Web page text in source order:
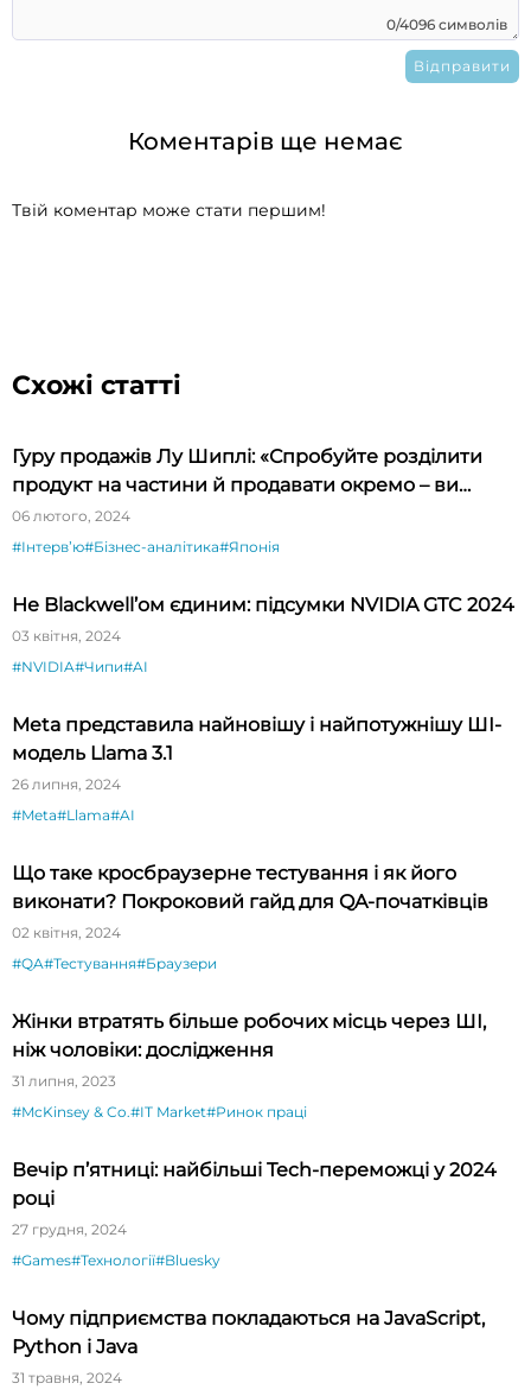
0/4096 символів
Коментарів ще немає
Твій коментар може стати першим!
Схожі статті
Гуру продажів Лу Шиплі: «Спробуйте розділити
продукт на частини й продавати окремо – ви
будете вражені»
06 лютого, 2024
#Інтервʼю#Бізнес-аналітика#Японія
Не Blackwell’ом єдиним: підсумки NVIDIA GTC 2024
03 квітня, 2024
#NVIDIA#Чипи#AI
Meta представила найновішу і найпотужнішу ШІ-
модель Llama 3.1
26 липня, 2024
#Meta#Llama#AI
Що таке кросбраузерне тестування і як його
виконати? Покроковий гайд для QA-початківців
02 квітня, 2024
#QA#Тестування#Браузери
Жінки втратять більше робочих місць через ШІ,
ніж чоловіки: дослідження
31 липня, 2023
#McKinsey & Co.#IT Market#Ринок праці
Вечір п’ятниці: найбільші Tech-переможці у 2024
році
27 грудня, 2024
#Games#Технології#Bluesky
Чому підприємства покладаються на JavaScript,
Python і Java
31 травня, 2024